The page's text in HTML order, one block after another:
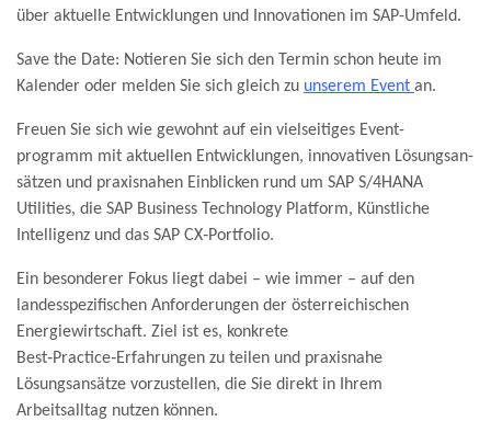
über aktuelle Entwicklungen und Innovationen im SAP-Umfeld.
Save the Date: Notieren Sie sich den Termin schon heute im
Kalender oder melden Sie sich gleich zu unserem Event an.
Freuen Sie sich wie gewohnt auf ein viel­seitiges Event­
programm mit aktuellen Ent­wicklungen, inno­va­tiven Lösungs­an­
sätzen und praxis­nahen Ein­blicken rund um SAP S/4HANA
Utilities, die SAP Business Technology Platform, Künstliche
Intelligenz und das SAP CX‑Port­folio.
Ein besonderer Fokus liegt dabei – wie immer – auf den
landesspezifischen Anforderungen der österreichischen
Energiewirtschaft. Ziel ist es, konkrete
Best‑Practice‑Erfahrungen zu teilen und praxisnahe
Lösungsansätze vorzustellen, die Sie direkt in Ihrem
Arbeitsalltag nutzen können.